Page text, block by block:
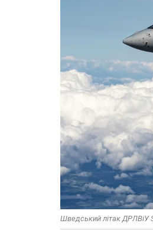
Шведський літак ДРЛВіУ